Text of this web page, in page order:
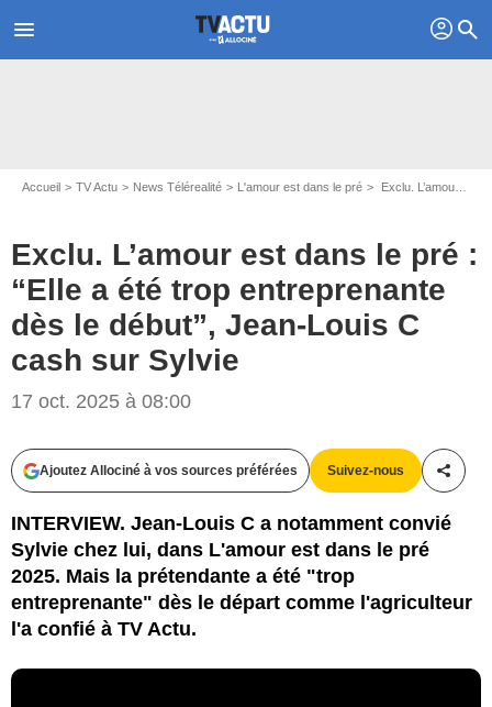
menu profil search
Accueil TV Actu News Télérealité L'amour est dans le pré Exclu. L’amour est dans le pré : “Elle a été trop entreprenante dès le début”, Jean-Louis C cash sur Sylvie
Exclu. L’amour est dans le pré :
“Elle a été trop entreprenante
dès le début”, Jean-Louis C
cash sur Sylvie
17 oct. 2025 à 08:00
Ajoutez Allociné à vos sources préférées Suivez-nous
INTERVIEW. Jean-Louis C a notamment convié
Sylvie chez lui, dans L'amour est dans le pré
2025. Mais la prétendante a été "trop
entreprenante" dès le départ comme l'agriculteur
l'a confié à TV Actu.